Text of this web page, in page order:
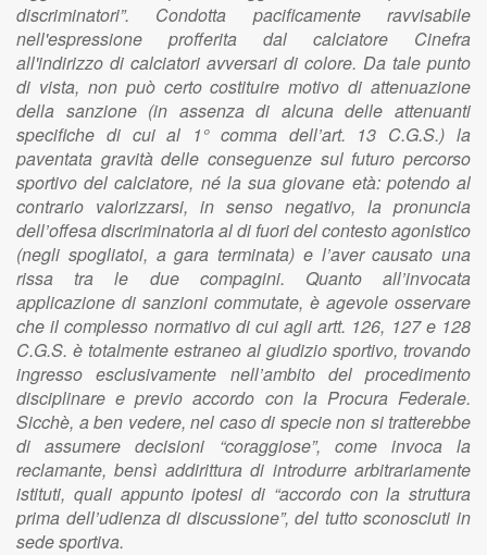
discriminatori”. Condotta pacificamente ravvisabile
nell'espressione profferita dal calciatore Cinefra
all'indirizzo di calciatori avversari di colore. Da tale punto
di vista, non può certo costituire motivo di attenuazione
della sanzione (in assenza di alcuna delle attenuanti
specifiche di cui al 1° comma dell’art. 13 C.G.S.) la
paventata gravità delle conseguenze sul futuro percorso
sportivo del calciatore, né la sua giovane età: potendo al
contrario valorizzarsi, in senso negativo, la pronuncia
dell’offesa discriminatoria al di fuori del contesto agonistico
(negli spogliatoi, a gara terminata) e l’aver causato una
rissa tra le due compagini. Quanto all’invocata
applicazione di sanzioni commutate, è agevole osservare
che il complesso normativo di cui agli artt. 126, 127 e 128
C.G.S. è totalmente estraneo al giudizio sportivo, trovando
ingresso esclusivamente nell’ambito del procedimento
disciplinare e previo accordo con la Procura Federale.
Sicchè, a ben vedere, nel caso di specie non si tratterebbe
di assumere decisioni “coraggiose”, come invoca la
reclamante, bensì addirittura di introdurre arbitrariamente
istituti, quali appunto ipotesi di “accordo con la struttura
prima dell’udienza di discussione”, del tutto sconosciuti in
sede sportiva.